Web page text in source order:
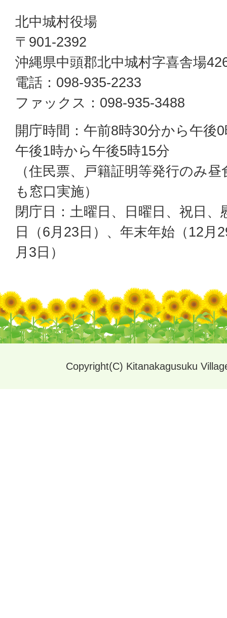
北中城村役場
〒901-2392
沖縄県中頭郡北中城村字喜舎場
電話：098-935-2233
ファックス：098-935-3488
開庁時間：午前8時30分から午後
午後1時から午後5時15分
（住民票、戸籍証明等発行のみ昼
も窓口実施）
閉庁日：土曜日、日曜日、祝日、
日（6月23日）、年末年始（12月
月3日）
Copyright(C) Kitanakagusuku